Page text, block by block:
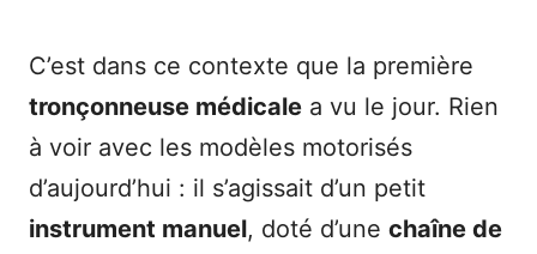
C’est dans ce contexte que la première
tronçonneuse médicale a vu le jour. Rien
à voir avec les modèles motorisés
d’aujourd’hui : il s’agissait d’un petit
instrument manuel, doté d’une chaîne de